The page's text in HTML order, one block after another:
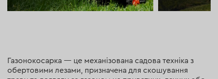
Газонокосарка — це механізована садова техніка з
обертовими лезами, призначена для скошування